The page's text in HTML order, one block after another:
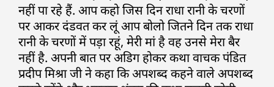
नहीं पा रहे हैं. आप कहो जिस दिन राधा रानी के चरणों
पर आकर दंडवत कर लूं आप बोलो जितने दिन तक राधा
रानी के चरणों में पड़ा रहूं, मेरी मां है वह उनसे मेरा बैर
नहीं है. अपनी बात पर अडिग होकर कथा वाचक पंडित
प्रदीप मिश्रा जी ने कहा कि अपशब्द कहने वाले अपशब्द